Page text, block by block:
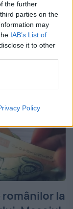
the further
parties on the
may
IAB’s List of
it to other
Policy
valoarea
la